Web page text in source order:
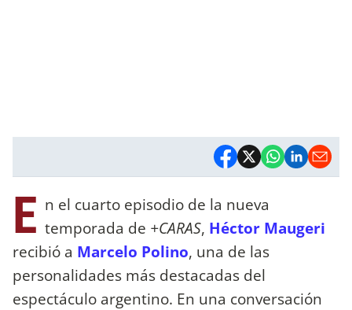
E n el cuarto episodio de la nueva
temporada de +CARAS, Héctor Maugeri
recibió a Marcelo Polino, una de las
personalidades más destacadas del
espectáculo argentino. En una conversación